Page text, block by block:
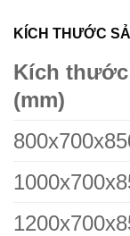
KÍCH THƯỚC
Kích thước
(mm)